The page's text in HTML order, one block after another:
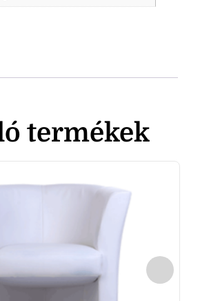
termékek